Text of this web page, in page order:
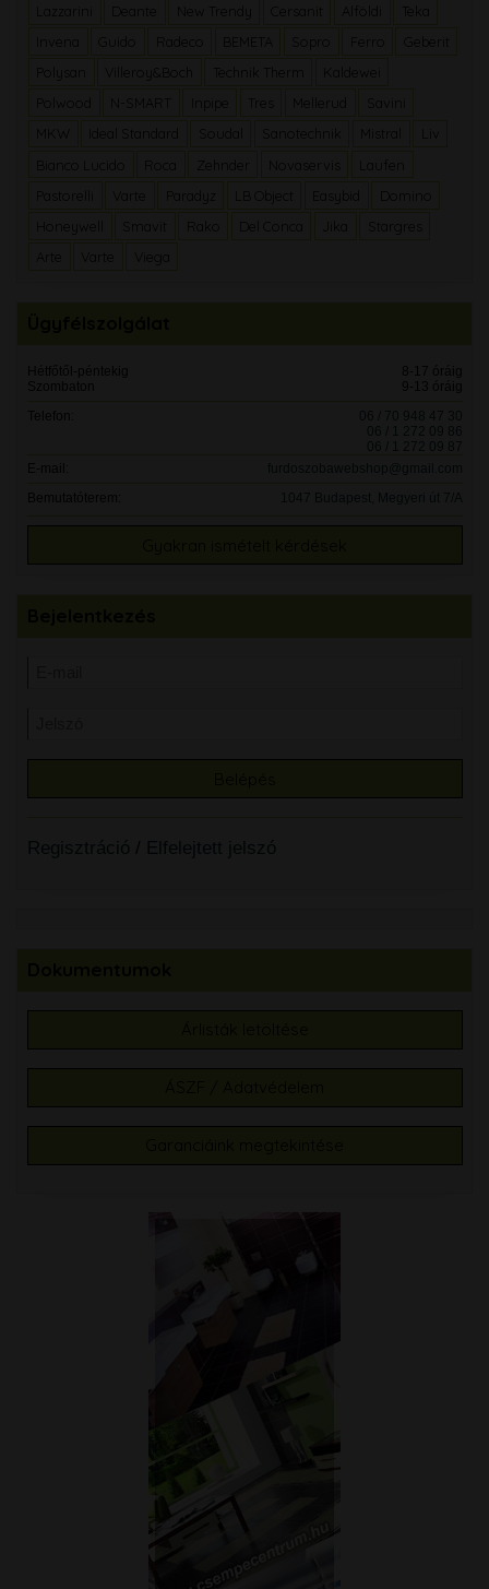
Deante New Trendy Cersanit Alföldi
Teka
Invena
Radeco BEMETA Ferro
Geberit
Villeroy&Boch Technik Therm
Kaldewei
N-SMART Inpipe Tres Mellerud
MKW
Ideal Standard Sanotechnik Mistral
Bianco Lucido
Zehnder Novaservis
Laufen
Pastorelli
Varte LB Object
Honeywell
Smavit Del Conca
Stargres
Arte
Varte Viega
Hétfőtől-péntekig
8-17 óráig
Szombaton
9-13 óráig
Telefon:
06 / 70 948 47 30
06 / 1 272 09 86
06 / 1 272 09 87
furdoszobawebshop@gmail.com
Bemutatóterem:
1047 Budapest, Megyeri út 7/A
Regisztráció / Elfelejtett jelszó